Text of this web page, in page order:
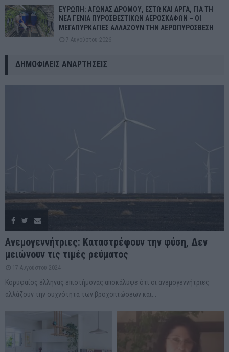
ΕΥΡΩΠΗ: ΑΓΩΝΑΣ ΔΡΟΜΟΥ, ΕΣΤΩ ΚΑΙ ΑΡΓΑ, ΓΙΑ ΤΗ
ΝΕΑ ΓΕΝΙΑ ΠΥΡΟΣΒΕΣΤΙΚΩΝ ΑΕΡΟΣΚΑΦΩΝ – ΟΙ
ΜΕΓΑΠΥΡΚΑΓΙΕΣ ΑΛΛΑΖΟΥΝ ΤΗΝ ΑΕΡΟΠΥΡΟΣΒΕΣΗ
7 Αυγούστου 2026
ΔΗΜΟΦΙΛΕΊΣ ΑΝΑΡΤΉΣΕΙΣ
Ανεμογεννήτριες: Καταστρέφουν την φύση, Δεν
μειώνουν τις τιμές ρεύματος
17 Αυγούστου 2024
Κορυφαίος έλληνας επιστήμονας αποκάλυψε ότι οι ανεμογεννήτριες
αλλάζουν την συχνότητα των βροχοπτώσεων και...